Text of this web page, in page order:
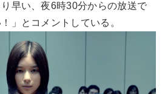
早い、夜6時30分からの放送で
」とコメントしている。